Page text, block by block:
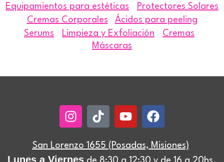
Equipamientos para estéticas Protectores Solares
Cremas Corporales Ácidos para peeling
Serums Limpieza y Exfoliación Cremas
Máscaras
Instagram
TiktokYoutubeFacebook
San Lorenzo 1655 (Posadas, Misiones)
Lunes a Viernes